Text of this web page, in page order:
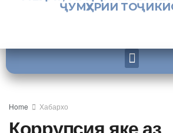
ҶУМҲУРИИ
Home Хабархо